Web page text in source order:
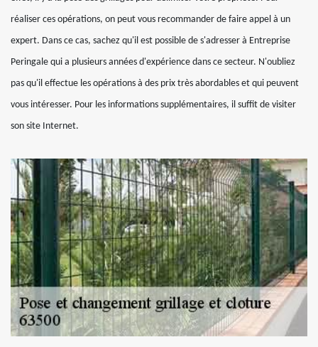
réaliser ces opérations, on peut vous recommander de faire appel à un
expert. Dans ce cas, sachez qu'il est possible de s'adresser à Entreprise
Peringale qui a plusieurs années d'expérience dans ce secteur. N'oubliez
pas qu'il effectue les opérations à des prix très abordables et qui peuvent
vous intéresser. Pour les informations supplémentaires, il suffit de visiter
son site Internet.